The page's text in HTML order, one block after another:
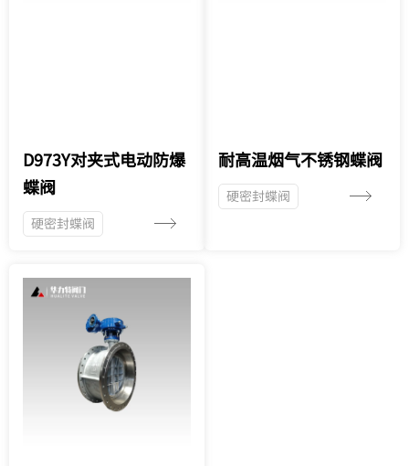
D973Y对夹式电动防爆
蝶阀
硬密封蝶阀
耐高温烟气不锈钢蝶阀
硬密封蝶阀